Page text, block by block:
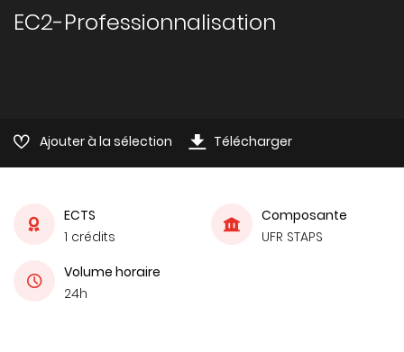
EC2-Professionnalisation
Ajouter à la sélection Télécharger
ECTS
1 crédits
Composante
UFR STAPS
Volume horaire
24h